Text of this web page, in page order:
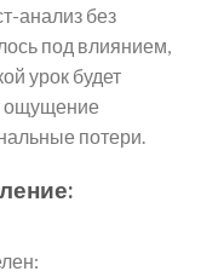
анализ без
под влиянием,
урок будет
ощущение
потери.